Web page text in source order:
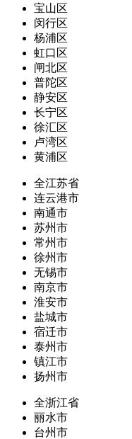
宝山区
闵行区
杨浦区
虹口区
闸北区
普陀区
静安区
长宁区
徐汇区
卢湾区
黄浦区
全江苏省
连云港市
南通市
苏州市
常州市
徐州市
无锡市
南京市
淮安市
盐城市
宿迁市
泰州市
镇江市
扬州市
全浙江省
丽水市
台州市